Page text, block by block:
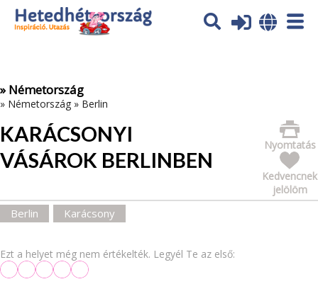
Az oldal sütiket (cookies) használ. További tájékoztatás itt:
Adatvédelmi tájékoztató
» Németország
» Németország » Berlin
KARÁCSONYI
VÁSÁROK BERLINBEN
Nyomtatás
Kedvencnek
jelölöm
Berlin Karácsony
Ezt a helyet még nem értékelték. Legyél Te az első: